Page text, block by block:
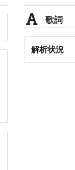
歌詞
解析状況